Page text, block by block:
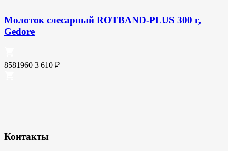
Молоток слесарный ROTBAND-PLUS 300 г,
Gedore
8581960 3 610 ₽
Контакты